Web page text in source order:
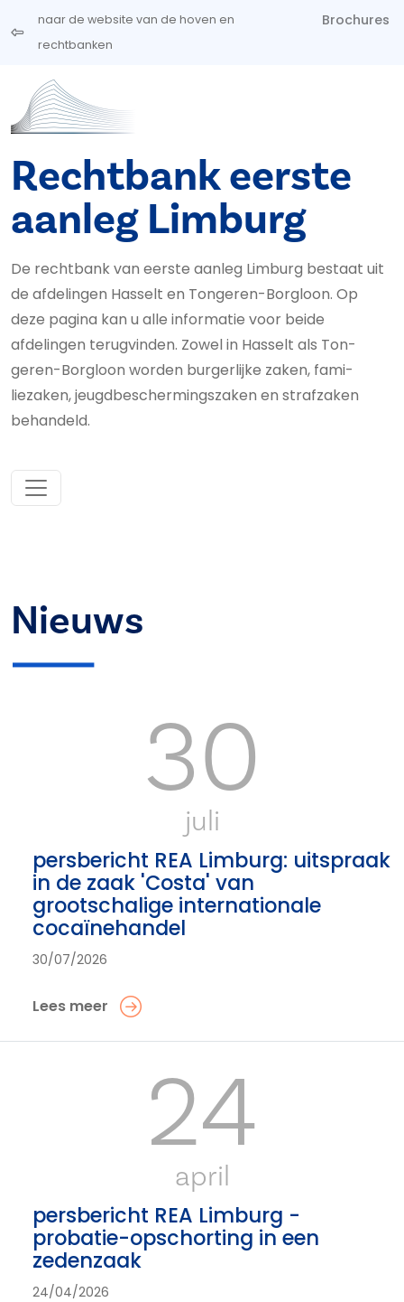
Overslaan en naar de inhoud gaan
naar de website van de hoven en
rechtbanken
Brochures
Rechtbank eerste
aanleg Limburg
De rechtbank van eerste aanleg Limburg bestaat uit
de afdelingen Hasselt en Tongeren-Borgloon. Op
deze pagina kan u alle informatie voor beide
afdelingen terugvinden. Zowel in Hasselt als Ton­
geren-Borgloon worden burgerlijke zaken, fa­mi­
liezaken, jeugd­be­scher­mings­za­ken en straf­zaken
behandeld.
Nieuws
30
juli
persbericht REA Limburg: uitspraak
in de zaak 'Costa' van
grootschalige internationale
cocaïnehandel
30/07/2026
Lees meer
24
april
persbericht REA Limburg -
probatie-opschorting in een
zedenzaak
24/04/2026